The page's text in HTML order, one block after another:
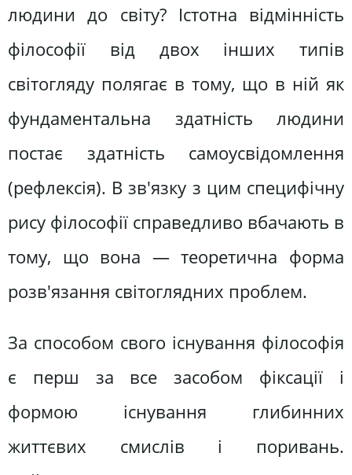
людини до світу? Істотна відмінність
філософії від двох інших типів
світогляду полягає в тому, що в ній як
фундаментальна здатність людини
постає здатність самоусвідомлення
(рефлексія). В зв'язку з цим специфічну
рису філософії справедливо вбачають в
тому, що вона — теоретична форма
розв'язання світоглядних проблем.
За способом свого існування філософія
є перш за все засобом фіксації і
формою існування глибинних
життєвих смислів і поривань.